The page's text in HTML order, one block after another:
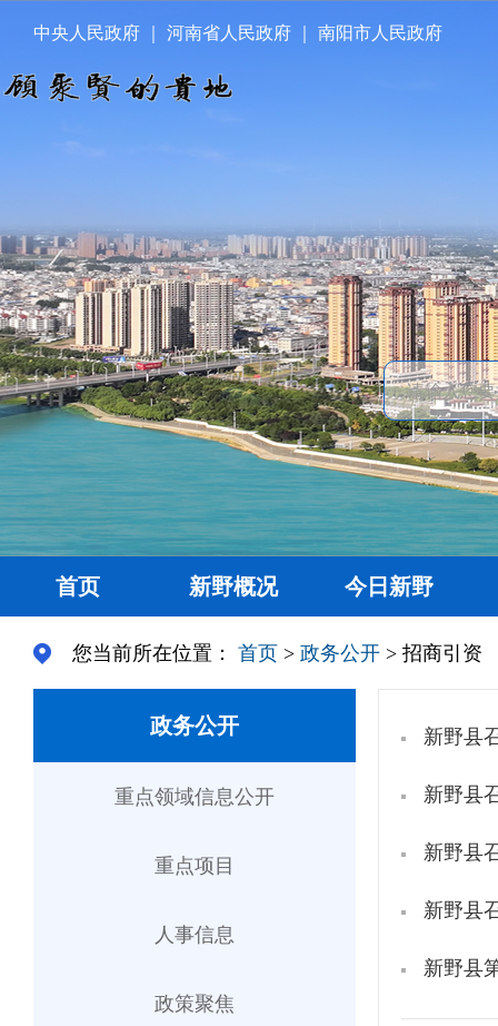
中央人民政府 河南省人民政府 南阳市人民政府
首页 新野概况 今日新野
您当前所在位置： 首页 > 政务公开 > 招商引资
政务公开
重点领域信息公开
重点项目
人事信息
政策聚焦
新野县
新野县
新野县
新野县